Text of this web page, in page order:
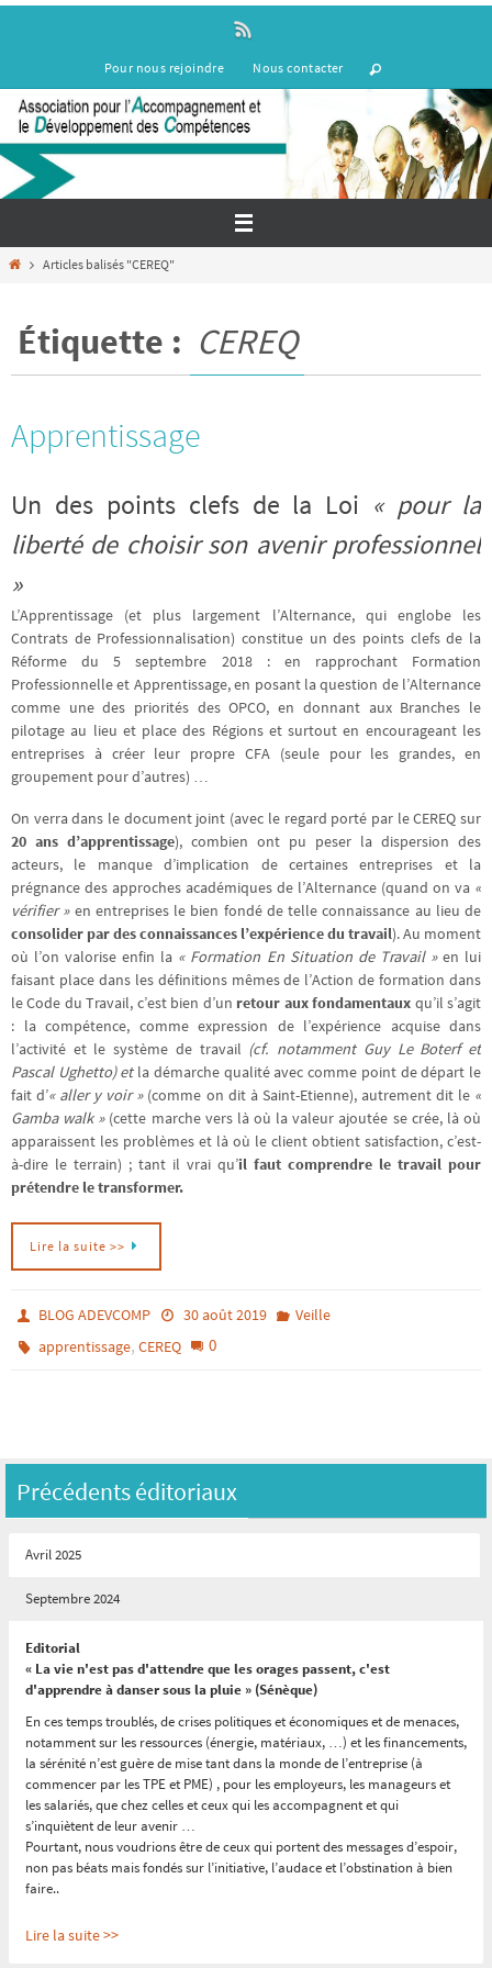
contenu
Pour nous rejoindre Nous contacter
HomeArticles balisés "CEREQ"
Étiquette : CEREQ
Apprentissage
Un des points clefs de la Loi « pour la
liberté de choisir son avenir professionnel
»
L’Apprentissage (et plus largement l’Alternance, qui englobe les
Contrats de Professionnalisation) constitue un des points clefs de la
Réforme du 5 septembre 2018 : en rapprochant Formation
Professionnelle et Apprentissage, en posant la question de l’Alternance
comme une des priorités des OPCO, en donnant aux Branches le
pilotage au lieu et place des Régions et surtout en encourageant les
entreprises à créer leur propre CFA (seule pour les grandes, en
groupement pour d’autres) …
On verra dans le document joint (avec le regard porté par le CEREQ sur
20 ans d’apprentissage), combien ont pu peser la dispersion des
acteurs, le manque d’implication de certaines entreprises et la
prégnance des approches académiques de l’Alternance (quand on va «
vérifier »en entreprises le bien fondé de telle connaissance au lieu de
consolider par des connaissances l’expérience du travail). Au moment
où l’on valorise enfin la « Formation En Situation de Travail »en lui
faisant place dans les définitions mêmes de l’Action de formation dans
le Code du Travail, c’est bien d’un retour aux fondamentaux qu’il s’agit
: la compétence, comme expression de l’expérience acquise dans
l’activité et le système de travail (cf. notamment Guy Le Boterf et
Pascal Ughetto) etla démarche qualité avec comme point de départ le
fait d’« aller y voir »(comme on dit à Saint-Etienne), autrement dit le «
Gamba walk »(cette marche vers là où la valeur ajoutée se crée, là où
apparaissent les problèmes et là où le client obtient satisfaction, c’est-
à-dire le terrain) ; tant il vrai qu’il faut comprendre le travail pour
prétendre le transformer.
Lire la suite >>
BLOG ADEVCOMP 30 août 2019
Veille
apprentissage,CEREQ 0
Précédents éditoriaux
Avril 2025
Septembre 2024
Editorial
« La vie n'est pas d'attendre que les orages passent, c'est
d'apprendre à danser sous la pluie » (Sénèque)
En ces temps troublés, de crises politiques et économiques et de menaces,
notamment sur les ressources (énergie, matériaux, …) et les financements,
la sérénité n’est guère de mise tant dans la monde de l’entreprise (à
commencer par les TPE et PME) , pour les employeurs, les manageurs et
les salariés, que chez celles et ceux qui les accompagnent et qui
s’inquiètent de leur avenir …
Pourtant, nous voudrions être de ceux qui portent des messages d’espoir,
non pas béats mais fondés sur l’initiative, l’audace et l’obstination à bien
faire..
Lire la suite >>